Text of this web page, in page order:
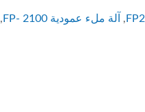
, آلة ملء عمودية FP- 2100
,